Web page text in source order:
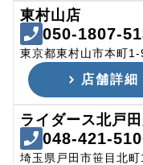
東村山店
050-1807-
東京都東村山市本町1-
店舗詳細
ライダース北戸
048-421-
埼玉県戸田市笹目北